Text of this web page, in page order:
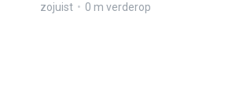
zojuist 0 m verderop